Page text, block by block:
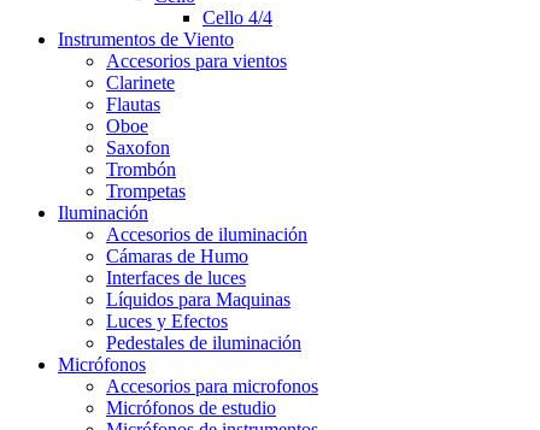
Cello 4/4
Instrumentos de Viento
Accesorios para vientos
Clarinete
Flautas
Oboe
Saxofon
Trombón
Trompetas
Iluminación
Accesorios de iluminación
Cámaras de Humo
Interfaces de luces
Líquidos para Maquinas
Luces y Efectos
Pedestales de iluminación
Micrófonos
Accesorios para microfonos
Micrófonos de estudio